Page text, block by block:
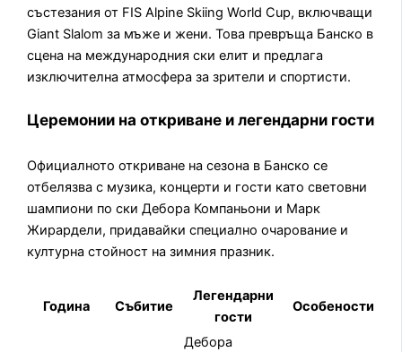
състезания от FIS Alpine Skiing World Cup, включващи
Giant Slalom за мъже и жени. Това превръща Банско в
сцена на международния ски елит и предлага
изключителна атмосфера за зрители и спортисти.
Церемонии на откриване и легендарни гости
Официалното откриване на сезона в Банско се
отбелязва с музика, концерти и гости като световни
шампиони по ски Дебора Компаньони и Марк
Жирардели, придавайки специално очарование и
културна стойност на зимния празник.
Година Събитие
Легендарни
гости
Особености
Дебора